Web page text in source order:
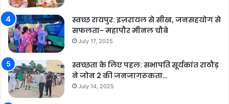
स्वच्छ रायपुर: इज़रायल से सीख, जनसहयोग से
सफलता- महापौर मीनल चौबे
July 17, 2025
स्वच्छता के लिए पहल: सभापति सूर्यकांत राठौड़
ने जोन 2 की जनजागरूकता…
July 14, 2025